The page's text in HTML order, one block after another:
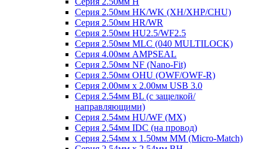
Серия 2.50мм HK/WK (XH/XHP/CHU)
Серия 2.50мм HR/WR
Серия 2.50мм HU2.5/WF2.5
Серия 2.50мм MLC (040 MULTILOCK)
Серия 4.00мм AMPSEAL
Серия 2.50мм NF (Nano-Fit)
Серия 2.50мм OHU (OWF/OWF-R)
Серия 2.00мм x 2.00мм USB 3.0
Серия 2.54мм BL (с защелкой/
направляющими)
Серия 2.54мм HU/WF (MX)
Серия 2.54мм IDC (на провод)
Серия 2.54мм х 1.50мм MM (Micro-Match)